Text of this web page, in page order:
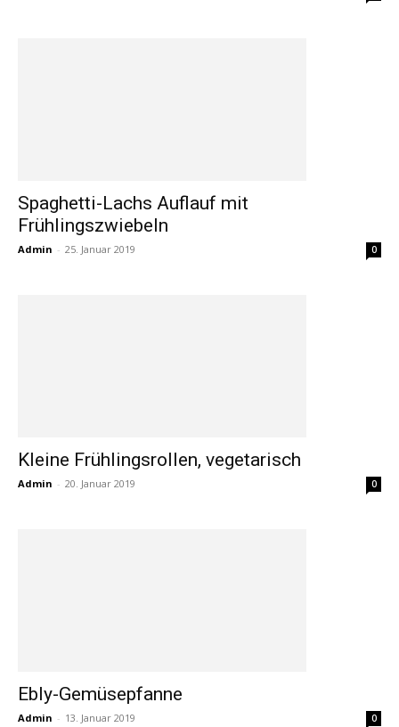
Spaghetti-Lachs Auflauf mit
Frühlingszwiebeln
Admin - 25. Januar 2019 0
Kleine Frühlingsrollen, vegetarisch
Admin - 20. Januar 2019 0
Ebly-Gemüsepfanne
Admin - 13. Januar 2019 0